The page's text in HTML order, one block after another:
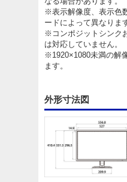
※表示解像度、表示色
ードによって異なりま
※コンポジットシンク
は対応していません。
※1920×1080未満の解
ます。
外形寸法図